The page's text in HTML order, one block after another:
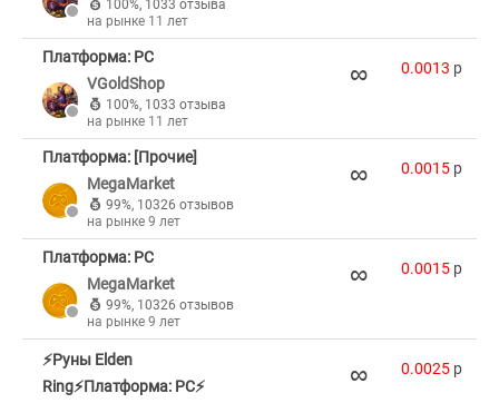
100%, 1033 отзыва
на рынке 11 лет
Платформа: PC
VGoldShop
100%, 1033 отзыва
на рынке 11 лет
∞ 0.0013 p
Платформа: [Прочие]
MegaMarket
99%, 10326 отзывов
на рынке 9 лет
∞ 0.0015 p
Платформа: PC
MegaMarket
99%, 10326 отзывов
на рынке 9 лет
∞ 0.0015 p
⚡Руны Elden
Ring⚡Платформа: PC⚡
∞ 0.0025 p